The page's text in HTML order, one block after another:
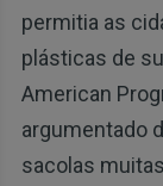
permitia as
plásticas de
American
argumentado
sacolas